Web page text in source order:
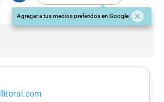
Agregar a tus medios preferidos en Google